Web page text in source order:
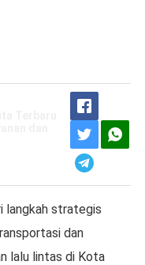
langkah strategis
dan
lalu lintas di Kota